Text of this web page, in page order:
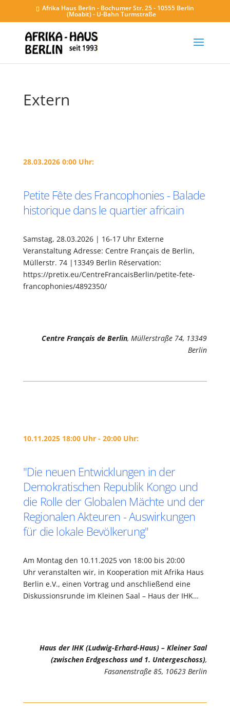
Afrika Haus Berlin - Bochumer Str. 25 - 10555 Berlin
(Moabit) - U-Bahn Turmstraße
Extern
28.03.2026 0:00 Uhr:
Petite Fête des Francophonies - Balade
historique dans le quartier africain
Samstag, 28.03.2026 | 16-17 Uhr Externe
Veranstaltung Adresse: Centre Français de Berlin,
Müllerstr. 74 |13349 Berlin Réservation:
https://pretix.eu/CentreFrancaisBerlin/petite-fete-
francophonies/4892350/
Centre Français de Berlin, Müllerstraße 74, 13349
Berlin
10.11.2025 18:00 Uhr - 20:00 Uhr:
"Die neuen Entwicklungen in der
Demokratischen Republik Kongo und
die Rolle der Globalen Mächte und der
Regionalen Akteuren - Auswirkungen
für die lokale Bevölkerung"
Am Montag den 10.11.2025 von 18:00 bis 20:00
Uhr veranstalten wir, in Kooperation mit Afrika Haus
Berlin e.V., einen Vortrag und anschließend eine
Diskussionsrunde im Kleinen Saal – Haus der IHK…
Haus der IHK (Ludwig-Erhard-Haus) – Kleiner Saal
(zwischen Erdgeschoss und 1. Untergeschoss),
Fasanenstraße 85, 10623 Berlin